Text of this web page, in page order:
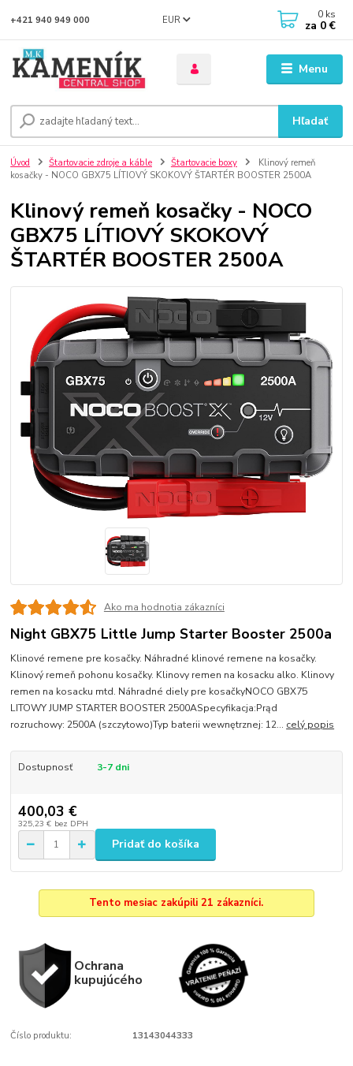
Menu
EUR
Hľadať
+421 940 949 000 0 ks
za 0 €
Úvod Štartovacie zdroje a káble Štartovacie boxy
Klinový remeň
kosačky - NOCO GBX75 LÍTIOVÝ SKOKOVÝ ŠTARTÉR BOOSTER 2500A
Klinový remeň kosačky - NOCO
GBX75 LÍTIOVÝ SKOKOVÝ
ŠTARTÉR BOOSTER 2500A
Ako ma hodnotia zákazníci
Night GBX75 Little Jump Starter Booster 2500a
Klinové remene pre kosačky. Náhradné klinové remene na kosačky.
Klinový remeň pohonu kosačky. Klinovy remen na kosacku alko. Klinovy
remen na kosacku mtd. Náhradné diely pre kosačkyNOCO GBX75
LITOWY JUMP STARTER BOOSTER 2500ASpecyfikacja:Prąd
rozruchowy: 2500A (szczytowo)Typ baterii wewnętrznej: 12... celý popis
Dostupnosť 3-7 dni
400,03 €
325,23 € bez DPH
Pridať do košíka
Tento mesiac zakúpili 21 zákazníci.
Ochrana
kupujúcého
Číslo produktu: 13143044333